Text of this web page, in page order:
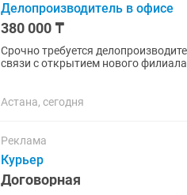
Делопроизводитель в офисе
380 000 ₸
Срочно требуется
связи с открытием нового
Астана, сегодня
Реклама
Курьер
Договорная